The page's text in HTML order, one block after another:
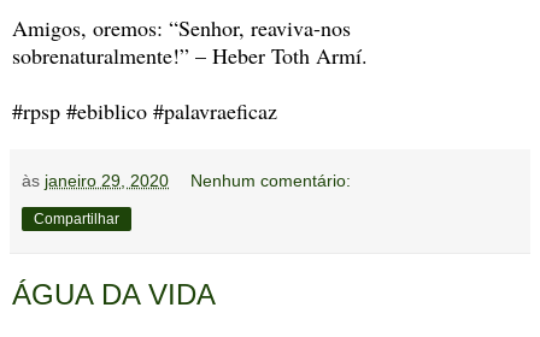
Amigos, oremos: “Senhor, reaviva-nos
sobrenaturalmente!” – Heber Toth Armí.
#rpsp #ebiblico #palavraeficaz
às janeiro 29, 2020 Nenhum comentário:
Compartilhar
ÁGUA DA VIDA